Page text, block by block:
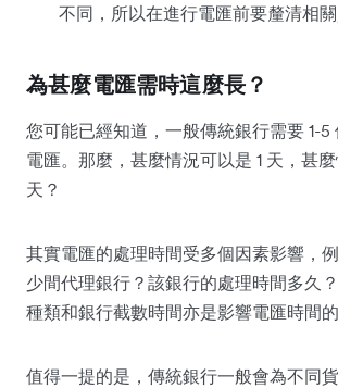
不同，所以在進行電匯前要釐清相關
為甚麼電匯需時這麼長？
您可能已經知道，一般傳統銀行需要 1-5
電匯。那麼，甚麼情況可以是 1 天，甚
天？
其實電匯的處理時間受多個因素影響，
少間代理銀行？該銀行的處理時間多久
種類和銀行截數時間亦是影響電匯時間的
值得一提的是，傳統銀行一般會為不同